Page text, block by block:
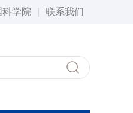
科学院 联系我们